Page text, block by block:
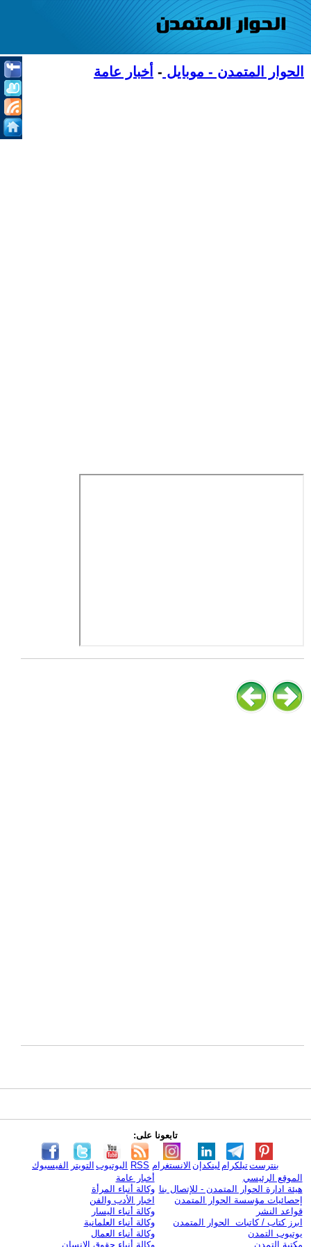
الحوار المتمدن - موبايل - أخبار عامة
تابعونا على:
الفيسبوك التويتر اليوتيوب RSS الانستغرام لينكدإن تيلكرامبنترست
الموقع الرئيسي
هيئة ادارة الحوار المتمدن - للإتصال بنا
إحصائيات مؤسسة الحوار المتمدن
قواعد النشر
ابرز كتاب / كاتبات الحوار المتمدن
يوتيوب التمدن
مكتبة التمدن
أخبار عامة
وكالة أنباء المرأة
اخبار الأدب والفن
وكالة أنباء اليسار
وكالة أنباء العلمانية
وكالة أنباء العمال
وكالة أنباء حقوق الإنسان